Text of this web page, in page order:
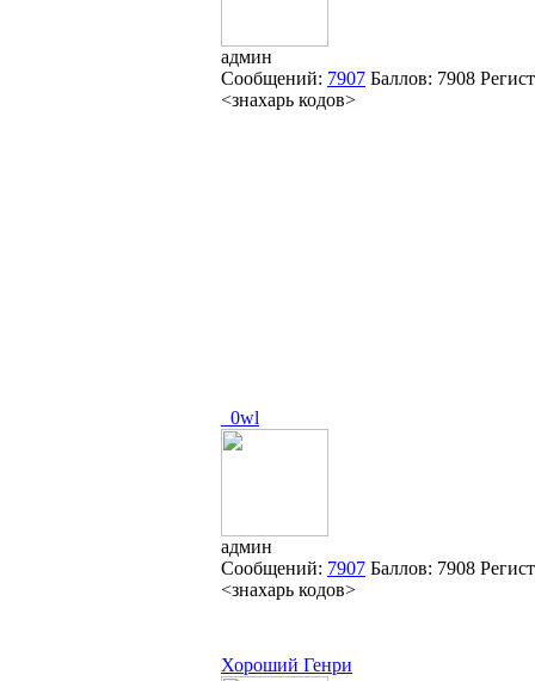
админ
Сообщений: 7907 Баллов: 7908
<знахарь кодов>
_0wl
админ
Сообщений: 7907 Баллов: 7908
<знахарь кодов>
Хороший Генри